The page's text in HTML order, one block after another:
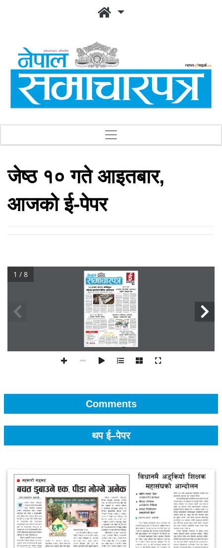
जेष्ठ १० गते आइतबार,
आजको ई-पेपर
1 / 8
Comments
थप ई–पेपर